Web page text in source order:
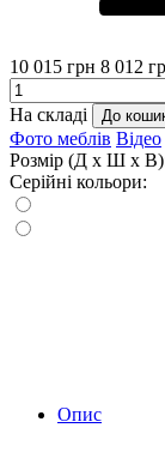
10 015 грн 8 012
На складі До
Фото меблів Відео
Розмір (Д x Ш x
Серійні кольори:
Опис